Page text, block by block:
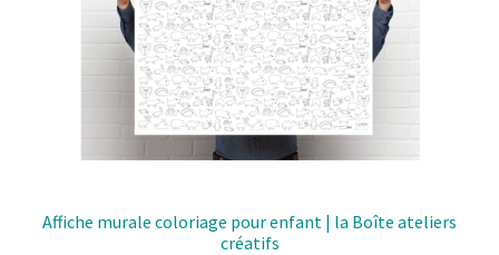
Affiche murale coloriage pour enfant | la Boîte ateliers
créatifs